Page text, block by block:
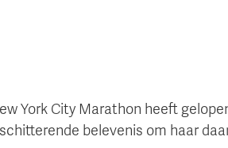
York City Marathon heeft
belevenis om haar